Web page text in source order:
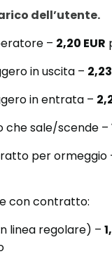
dell’utente.
– 2,20 EUR
in uscita –
in entrata –
che sale/scende –
per
con contratto:
linea regolare) –